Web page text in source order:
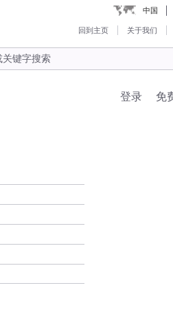
中国
回到主页 关于我们
免
登录